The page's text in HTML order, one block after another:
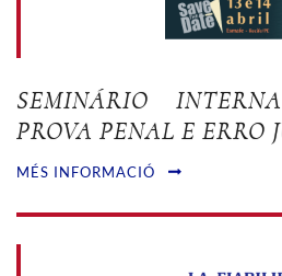
SEMINÁRIO
PROVA PENAL E ERRO
MÉS INFORMACIÓ